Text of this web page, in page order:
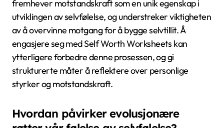
fremhever motstandskraft som en unik egenskap i
utviklingen av selvfølelse, og understreker viktigheten
av å overvinne motgang for å bygge selvtillit. Å
engasjere seg med Self Worth Worksheets kan
ytterligere forbedre denne prosessen, og gi
strukturerte måter å reflektere over personlige
styrker og motstandskraft.
Hvordan påvirker evolusjonære